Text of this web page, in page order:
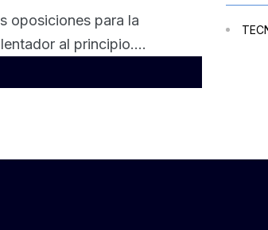
oposiciones para la
al principio....